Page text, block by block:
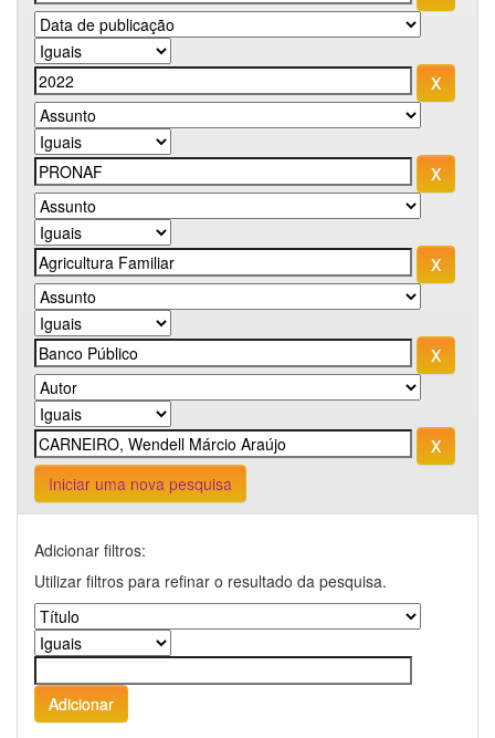
Iniciar uma nova pesquisa
Adicionar filtros:
Utilizar filtros para refinar o resultado da pesquisa.